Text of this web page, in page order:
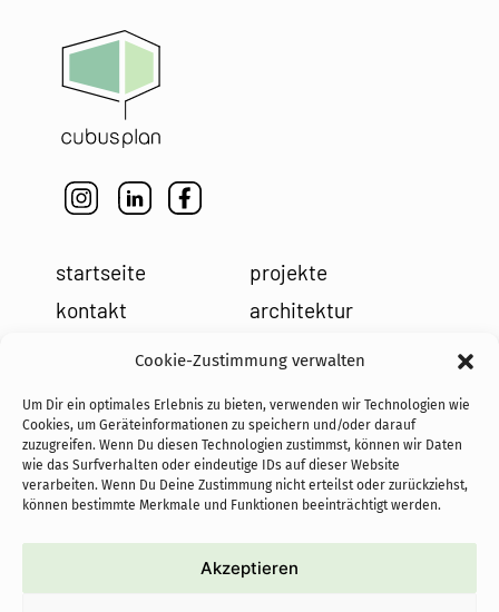
Cookie-Zustimmung verwalten
Um Dir ein optimales Erlebnis zu bieten, verwenden wir Technologien wie
Cookies, um Geräteinformationen zu speichern und/oder darauf
zuzugreifen. Wenn Du diesen Technologien zustimmst, können wir Daten
wie das Surfverhalten oder eindeutige IDs auf dieser Website
verarbeiten. Wenn Du Deine Zustimmung nicht erteilst oder zurückziehst,
können bestimmte Merkmale und Funktionen beeinträchtigt werden.
Akzeptieren
startseite
projekte
kontakt
architektur
leistungen
cookies
team
news